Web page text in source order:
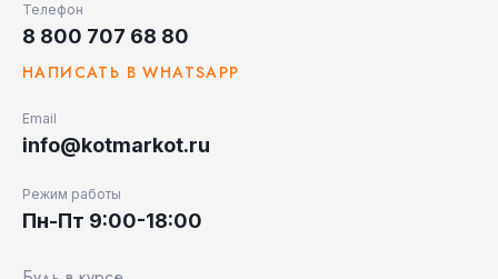
Телефон
8 800 707 68 80
НАПИСАТЬ В WHATSAPP
Email
info@kotmarkot.ru
Режим работы
Пн-Пт 9:00-18:00